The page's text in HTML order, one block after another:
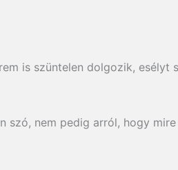
is szüntelen dolgozik, esélyt
szó, nem pedig arról, hogy mire